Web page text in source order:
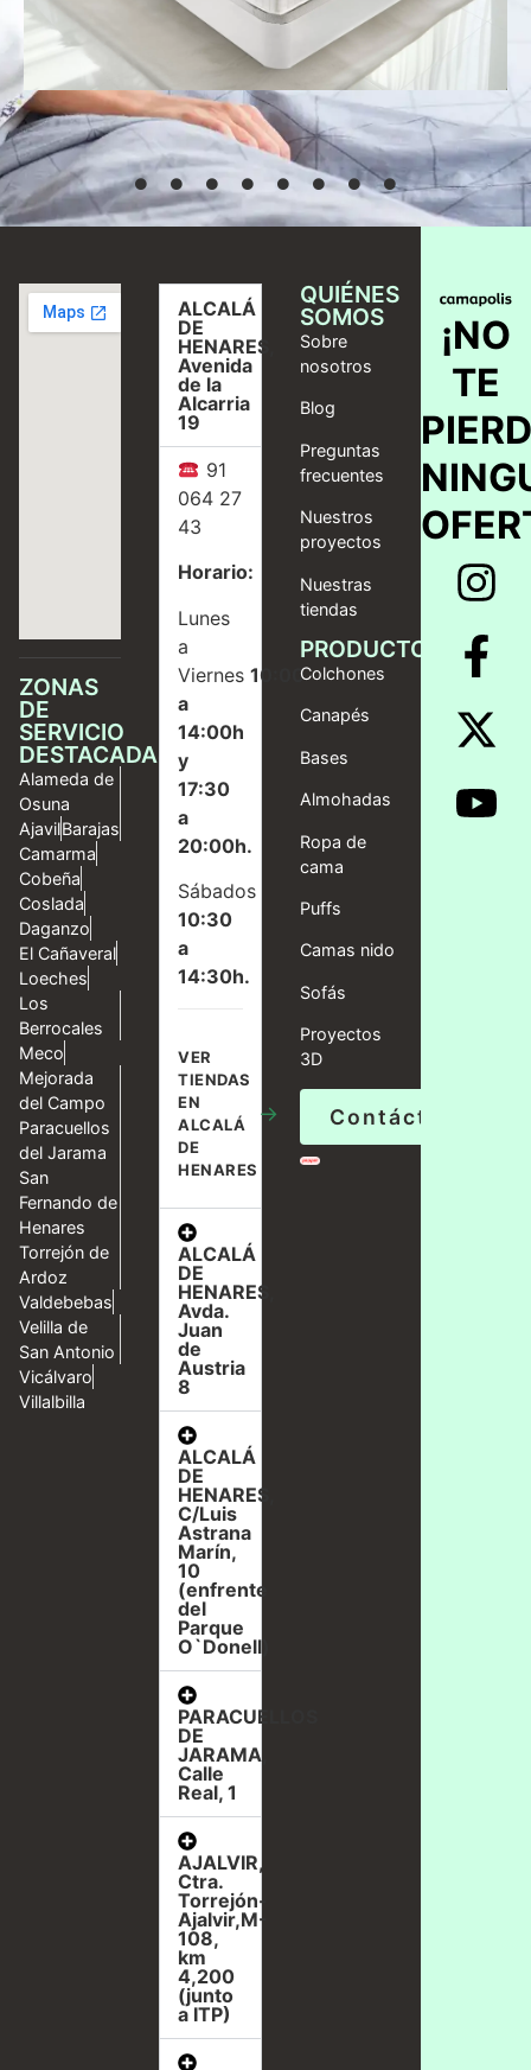
Seleccionar
opciones
ZONAS
DE
SERVICIO
DESTACADAS
Alameda de
Osuna
AjavilBarajas
Camarma
Cobeña
Coslada
Daganzo
El Cañaveral
Loeches
Los
Berrocales
Meco
Mejorada
del Campo
Paracuellos
del Jarama
San
Fernando de
Henares
Torrejón de
Ardoz
Valdebebas
Velilla de
San Antonio
Vicálvaro
Villalbilla
ALCALÁ
DE
HENARES,
Avenida
de la
Alcarria
19
91
064 27
43
Horario:
Lunes
a
Viernes10:00
a
14:00h
y
17:30
a
20:00h.
Sábados
10:30
a
14:30h.
VER
TIENDAS
EN
ALCALÁ
DE
HENARES
→
ALCALÁ
DE
HENARES,
Avda.
Juan
de
Austria
8
ALCALÁ
DE
HENARES,
C/Luis
Astrana
Marín,
10
(enfrente
del
Parque
O`Donell)
PARACUELLOS
DE
JARAMA,
Calle
Real, 1
AJALVIR,
Ctra.
Torrejón-
Ajalvir,M-
108,
km
4,200
(junto
a ITP)
QUIÉNES
SOMOS
Sobre
nosotros
Blog
Preguntas
frecuentes
Nuestros
proyectos
Nuestras
tiendas
PRODUCTOS
Colchones
Canapés
Bases
Almohadas
Ropa de
cama
Puffs
Camas nido
Sofás
Proyectos
3D
Contáctanos
¡NO
TE